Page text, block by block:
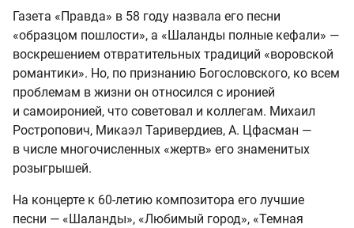
Газета «Правда» в 58 году назвала его песни
«образцом пошлости», а «Шаланды полные кефали» —
воскрешением отвратительных традиций «воровской
романтики». Но, по признанию Богословского, ко всем
проблемам в жизни он относился с иронией
и самоиронией, что советовал и коллегам. Михаил
Ростропович, Микаэл Таривердиев, А. Цфасман —
в числе многочисленных «жертв» его знаменитых
розыгрышей.
На концерте к 60-летию композитора его лучшие
песни — «Шаланды», «Любимый город», «Темная